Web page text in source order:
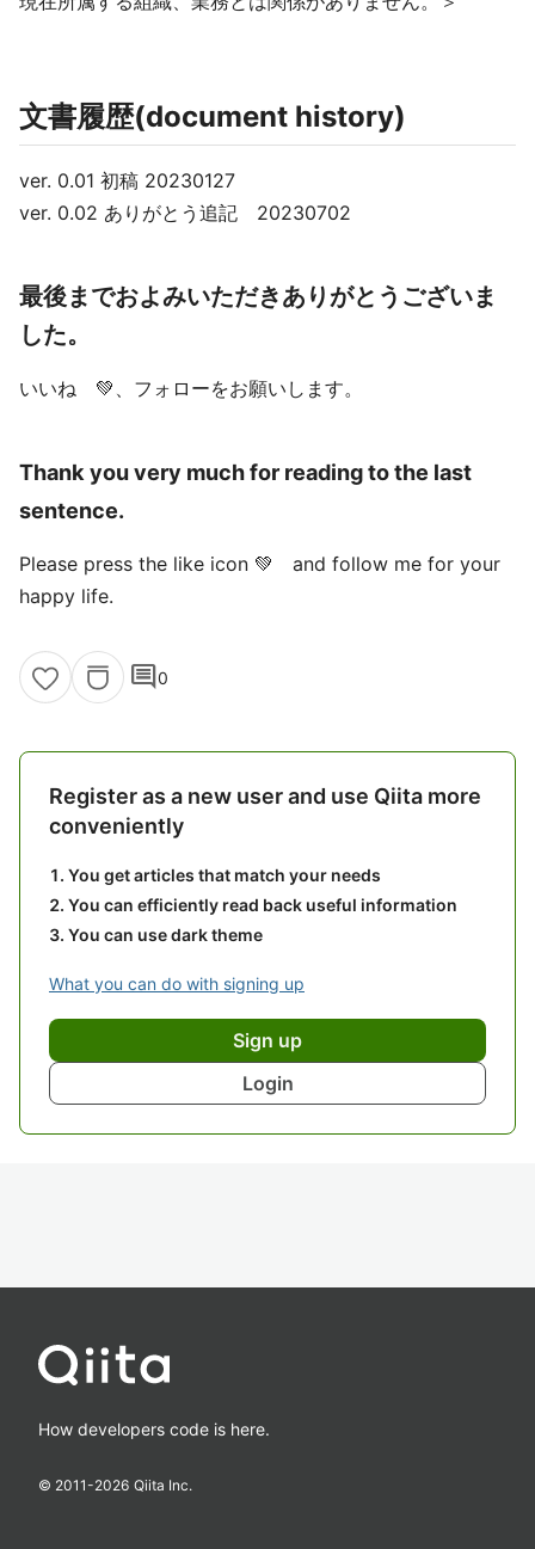
文書履歴(document history)
ver. 0.01 初稿 20230127
ver. 0.02 ありがとう追記 20230702
最後までおよみいただきありがとうございま
した。
いいね 💚、フォローをお願いします。
Thank you very much for reading to the last
sentence.
Please press the like icon 💚 and follow me for your
happy life.
comment0
Register as a new user and use Qiita more
conveniently
You get articles that match your needs
You can efficiently read back useful information
You can use dark theme
What you can do with signing up
Sign up
Login
How developers code is here.
© 2011-2026 Qiita Inc.